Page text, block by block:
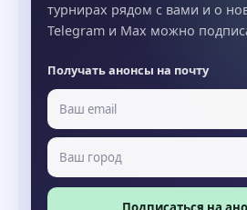
турнирах рядом с вами и о
Telegram и Max можно
Получать анонсы на почту